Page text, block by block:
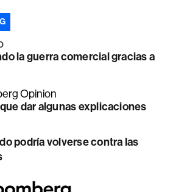
la guerra comercial gracias a
Opinion
dar algunas explicaciones
podría volverse contra las